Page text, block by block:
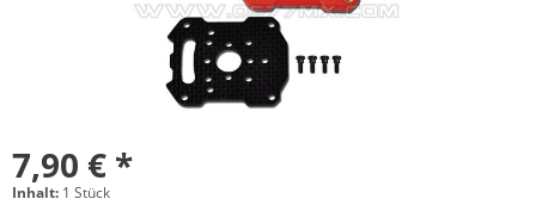
7,90 € *
Inhalt: 1 Stück